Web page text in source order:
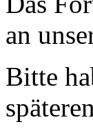
an
Bitte